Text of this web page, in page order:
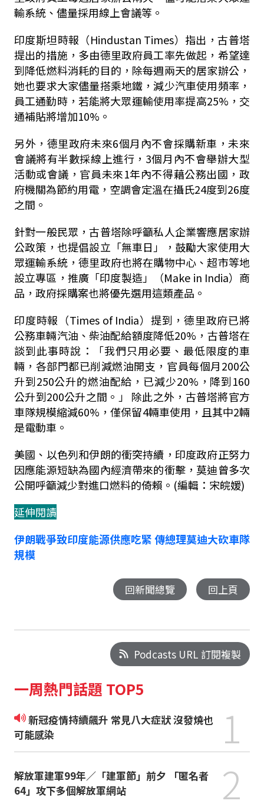
輸系統、儘量採用線上會議等。
印度斯坦時報（Hindustan Times）指出，古普塔
提出的措施，多由德里政府員工率先做起，希望達
到降低燃料消耗的目的，除每週兩天的居家辦公，
她也要求大家儘量搭乘地鐵，減少汽車使用頻率，
員工通勤時，若能將大眾運輸使用率提高25%，交
通補貼將增加10%。
另外，德里政府未來6個月內不會採購新車，未來
會議將有半數採線上進行，3個月內不會舉辦大型
活動或會議，官員未來1年內不得藉公務出國，政
府機關為節約用電，空調會定溫在攝氏24度到26度
之間。
針對一般民眾，古普塔除呼籲私人企業響應居家辦
公政策，也提倡設立「無車日」，鼓勵大家使用大
眾運輸系統，德里政府也將在購物中心、超市等地
設立專區，推廣「印度製造」（Make in India）商
品，政府採購案也將優先選用這類產品。
印度時報（Times of India）提到，德里政府已將
公務車輛汽油、柴油配給額度降低20%，古普塔在
談到此事時說：「我們只用必要、最低限度的車
輛，各部門都已削減燃油開支，官員每個月200公
升到250公升的燃油配給，已減少20%，降到160
公升到200公升之間。」 除此之外，古普塔將官方
車隊規模縮減60%，僅保留4輛車使用，且其中2輛
是電動車。
美國、以色列和伊朗的衝突持續，印度政府正努力
因應能源短缺為國內經濟帶來的衝擊，莫迪曾多次
公開呼籲減少對進口燃料的倚賴。(編輯：宋皖媛)
延伸閱讀
伊朗戰爭致印度能源供應吃緊 傳總理莫迪大砍車隊
規模
回新聞總覽 回上頁
Podcasts URL 訂閱複製
一周熱門話題 TOP5
新冠疫情持續飆升 常見八大症狀 沒發燒也
可能感染
1
解放軍建軍99年／「建軍節」前夕 「匿名者
64」攻下多個解放軍網站
2